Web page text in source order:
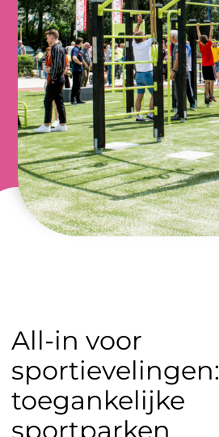
All-in voor
sportievelingen:
toegankelijke
sportparken